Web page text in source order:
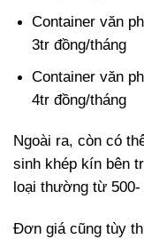
Container văn
3tr đồng/tháng
Container văn
4tr đồng/tháng
Ngoài ra, còn có
sinh khép kín bên
loại thường từ
Đơn giá cũng tùy